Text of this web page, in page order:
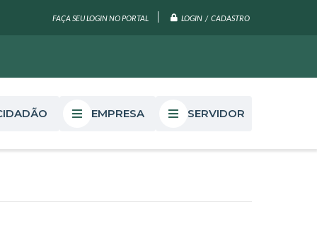
FAÇA SEU LOGIN NO PORTAL LOGIN / CADASTRO
EMPRESA SERVIDOR